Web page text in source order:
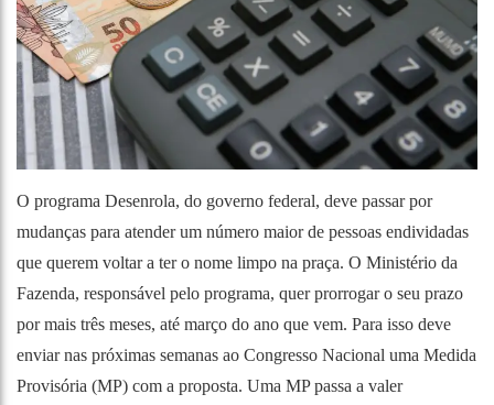
O programa Desenrola, do governo federal, deve passar por
mudanças para atender um número maior de pessoas endividadas
que querem voltar a ter o nome limpo na praça. O Ministério da
Fazenda, responsável pelo programa, quer prorrogar o seu prazo
por mais três meses, até março do ano que vem. Para isso deve
enviar nas próximas semanas ao Congresso Nacional uma Medida
Provisória (MP) com a proposta. Uma MP passa a valer